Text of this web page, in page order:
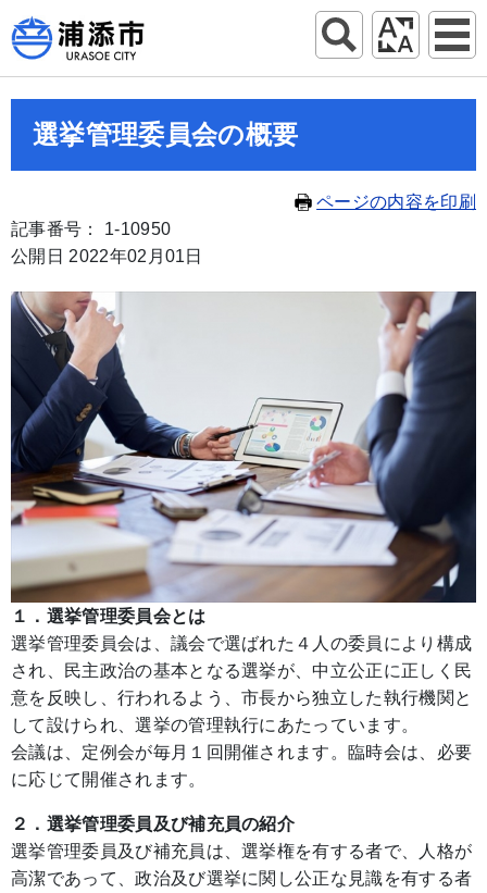
選挙管理委員会の概要
ページの内容を印刷
記事番号： 1-10950
公開日 2022年02月01日
１．選挙管理委員会とは
選挙管理委員会は、議会で選ばれた４人の委員により構成
され、民主政治の基本となる選挙が、中立公正に正しく民
意を反映し、行われるよう、市長から独立した執行機関と
して設けられ、選挙の管理執行にあたっています。
会議は、定例会が毎月１回開催されます。臨時会は、必要
に応じて開催されます。
２．選挙管理委員及び補充員の紹介
選挙管理委員及び補充員は、選挙権を有する者で、人格が
高潔であって、政治及び選挙に関し公正な見識を有する者